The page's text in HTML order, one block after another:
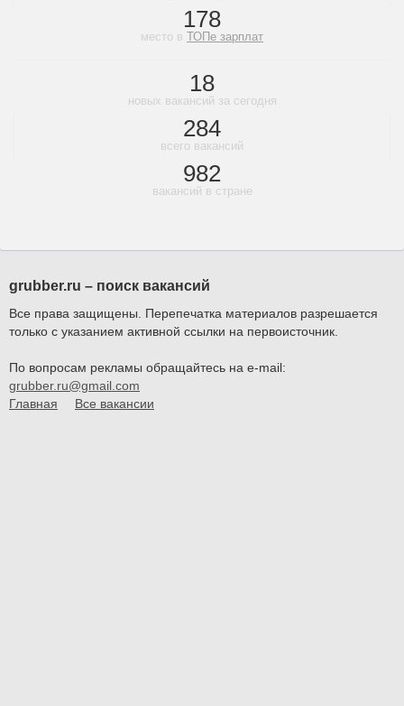
178
место в ТОПе зарплат
18
новых вакансий за сегодня
284
всего вакансий
982
вакансий в стране
grubber.ru – поиск вакансий
Все права защищены. Перепечатка материалов разрешается
только с указанием активной ссылки на первоисточник.
По вопросам рекламы обращайтесь на e-mail:
grubber.ru@gmail.com
Главная
Все вакансии